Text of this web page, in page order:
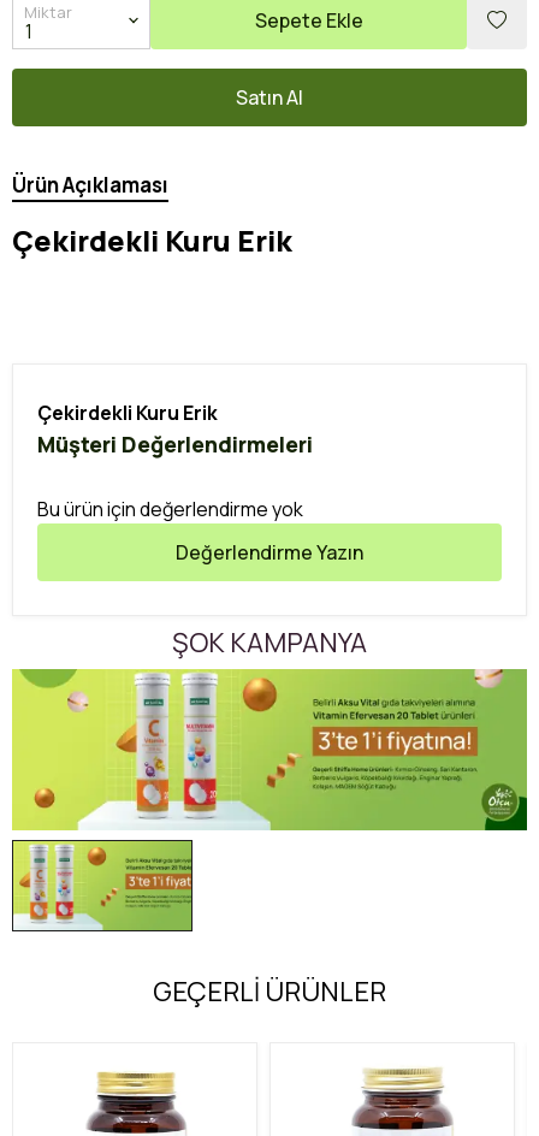
Miktar Sepete Ekle
Satın Al
Ürün Açıklaması
Çekirdekli Kuru Erik
Çekirdekli Kuru Erik
Müşteri Değerlendirmeleri
Bu ürün için değerlendirme yok
Değerlendirme Yazın
ŞOK KAMPANYA
GEÇERLİ ÜRÜNLER